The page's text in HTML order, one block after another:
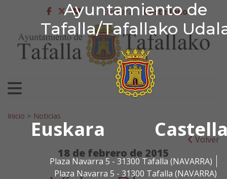
Ayuntamiento de
Tafalla/Tafallako
Euskara
Plaza Navarra 5 - 31300 Tafalla (NAVARRA)
Plaza Navarra 5 - 31300 Tafalla (NAVARRA)
Ir al contenido
Ayuntamiento de
facebook
twitter
youtube
Euskera Castellano
Search for:
Inicio > Noticias
Volver
18 de febrero de 2015